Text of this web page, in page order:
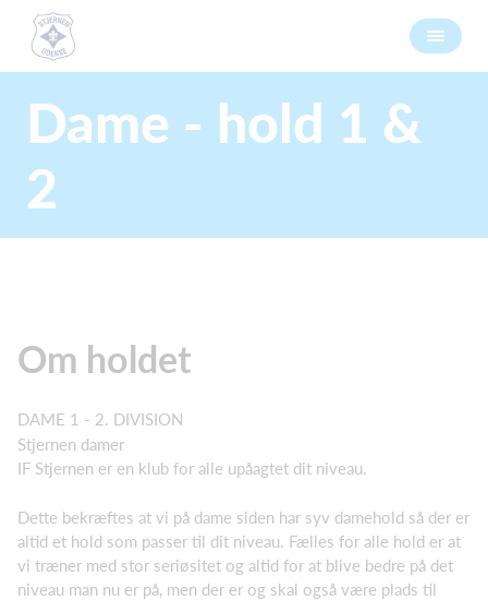
Dame - hold 1 &
2
Om holdet
DAME 1 - 2. DIVISION
Stjernen damer
IF Stjernen er en klub for alle upåagtet dit niveau.
Dette bekræftes at vi på dame siden har syv damehold så der er
altid et hold som passer til dit niveau. Fælles for alle hold er at
vi træner med stor seriøsitet og altid for at blive bedre på det
niveau man nu er på, men der er og skal også være plads til